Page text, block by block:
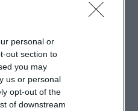
personal or
out section to
you may
us or personal
opt-out of the
of downstream